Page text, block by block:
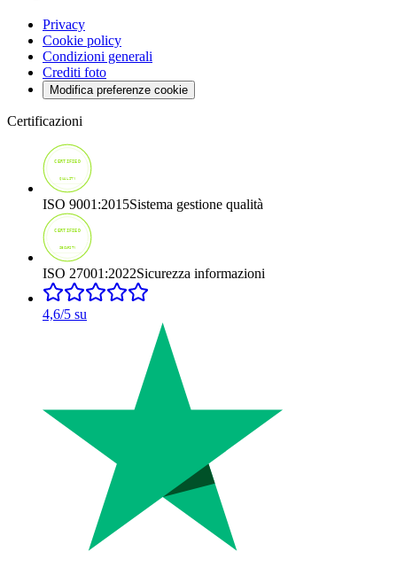
Privacy
Cookie policy
Condizioni generali
Crediti foto
Modifica preferenze cookie
Certificazioni
ISO 9001:2015Sistema gestione qualità
ISO 27001:2022Sicurezza informazioni
4,6/5 su